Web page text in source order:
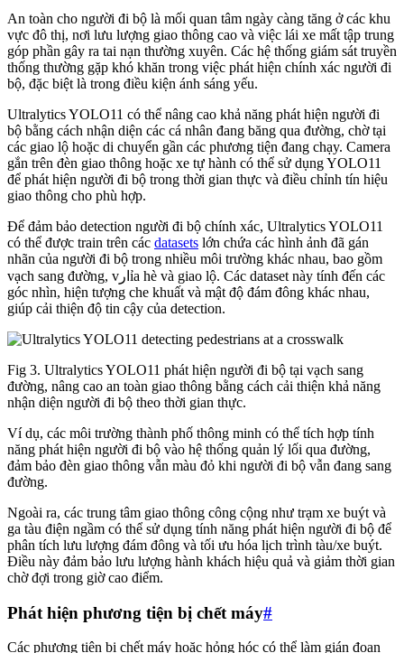
An toàn cho người đi bộ là mối quan tâm ngày càng tăng ở các khu
vực đô thị, nơi lưu lượng giao thông cao và việc lái xe mất tập trung
góp phần gây ra tai nạn thường xuyên. Các hệ thống giám sát truyền
thống thường gặp khó khăn trong việc phát hiện chính xác người đi
bộ, đặc biệt là trong điều kiện ánh sáng yếu.
Ultralytics YOLO11 có thể nâng cao khả năng phát hiện người đi
bộ bằng cách nhận diện các cá nhân đang băng qua đường, chờ tại
các giao lộ hoặc di chuyển gần các phương tiện đang chạy. Camera
gắn trên đèn giao thông hoặc xe tự hành có thể sử dụng YOLO11
để phát hiện người đi bộ trong thời gian thực và điều chỉnh tín hiệu
giao thông cho phù hợp.
Để đảm bảo detection người đi bộ chính xác, Ultralytics YOLO11
có thể được train trên các datasets lớn chứa các hình ảnh đã gán
nhãn của người đi bộ trong nhiều môi trường khác nhau, bao gồm
vạch sang đường, vارỉa hè và giao lộ. Các dataset này tính đến các
góc nhìn, hiện tượng che khuất và mật độ đám đông khác nhau,
giúp cải thiện độ tin cậy của detection.
Fig 3. Ultralytics YOLO11 phát hiện người đi bộ tại vạch sang
đường, nâng cao an toàn giao thông bằng cách cải thiện khả năng
nhận diện người đi bộ theo thời gian thực.
Ví dụ, các môi trường thành phố thông minh có thể tích hợp tính
năng phát hiện người đi bộ vào hệ thống quản lý lối qua đường,
đảm bảo đèn giao thông vẫn màu đỏ khi người đi bộ vẫn đang sang
đường.
Ngoài ra, các trung tâm giao thông công cộng như trạm xe buýt và
ga tàu điện ngầm có thể sử dụng tính năng phát hiện người đi bộ để
phân tích lưu lượng đám đông và tối ưu hóa lịch trình tàu/xe buýt.
Điều này đảm bảo lưu lượng hành khách hiệu quả và giảm thời gian
chờ đợi trong giờ cao điểm.
Phát hiện phương tiện bị chết máy#
Các phương tiện bị chết máy hoặc hỏng hóc có thể làm gián đoạn